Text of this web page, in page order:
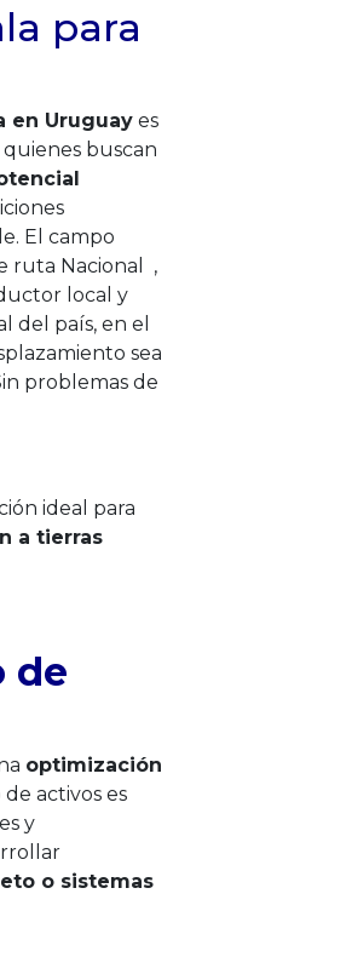
para
en Uruguay es
buscan
El campo
ruta Nacional ,
local y
del país, en el
sea
problemas de
ideal para
a tierras
de
optimización
activos es
y
o sistemas